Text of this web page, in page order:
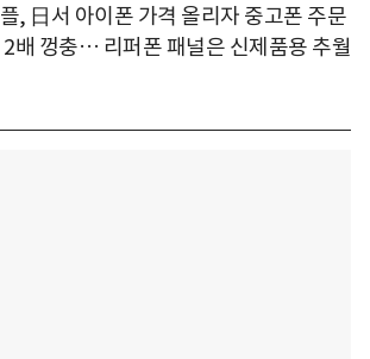
, 日서 아이폰 가격 올리자 중고폰 주문
2배 껑충… 리퍼폰 패널은 신제품용 추월